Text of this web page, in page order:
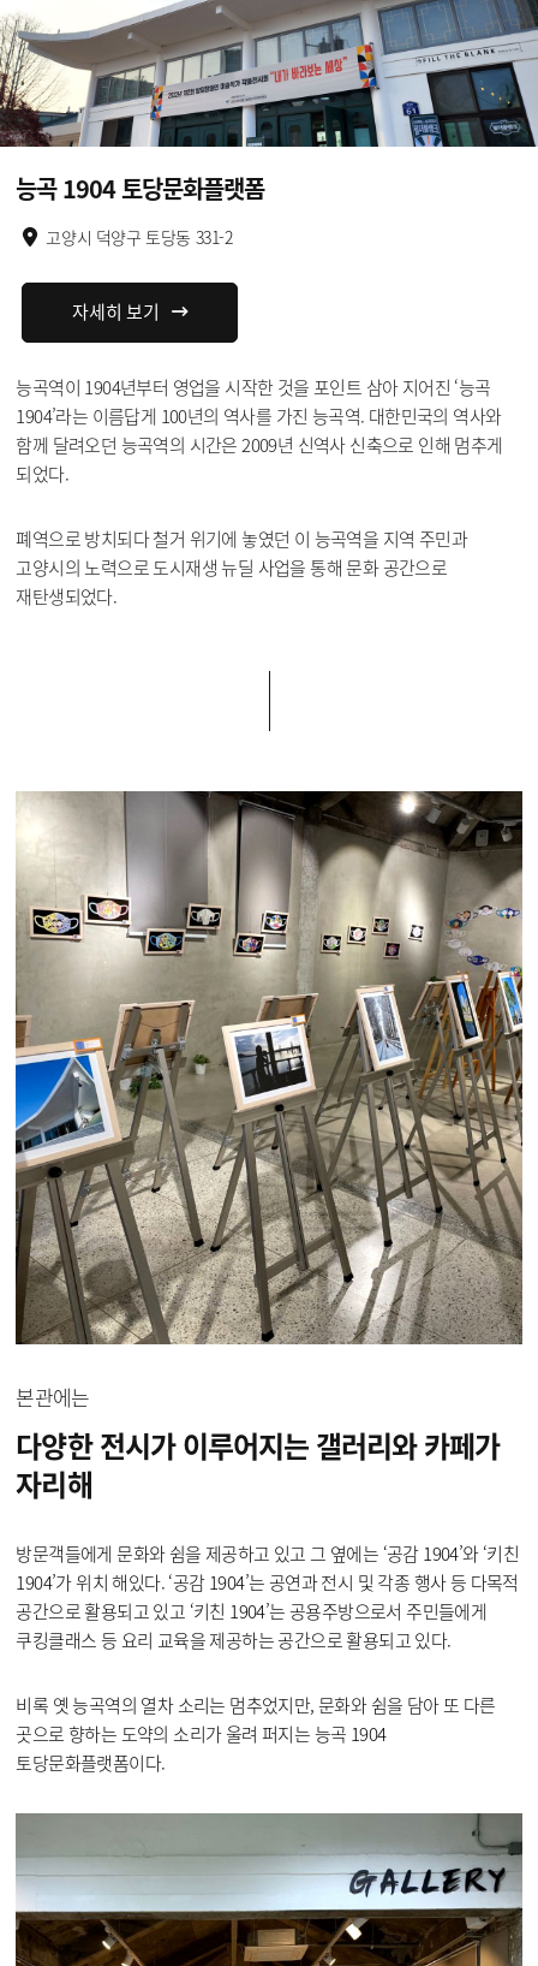
능곡 1904 토당문화플랫폼
고양시 덕양구 토당동 331-2
자세히 보기
능곡역이 1904년부터 영업을 시작한 것을 포인트 삼아 지어진 ‘능곡
1904’라는 이름답게 100년의 역사를 가진 능곡역. 대한민국의 역사와
함께 달려오던 능곡역의 시간은 2009년 신역사 신축으로 인해 멈추게
되었다.
폐역으로 방치되다 철거 위기에 놓였던 이 능곡역을 지역 주민과
고양시의 노력으로 도시재생 뉴딜 사업을 통해 문화 공간으로
재탄생되었다.
본관에는
다양한 전시가 이루어지는갤러리와 카페가
자리해
방문객들에게 문화와 쉼을 제공하고 있고 그 옆에는 ‘공감 1904’와 ‘키친
1904’가 위치 해있다. ‘공감 1904’는 공연과 전시 및 각종 행사 등 다목적
공간으로 활용되고 있고 ‘키친 1904’는 공용주방으로서 주민들에게
쿠킹클래스 등 요리 교육을 제공하는 공간으로 활용되고 있다.
비록 옛 능곡역의 열차 소리는 멈추었지만, 문화와 쉼을 담아 또 다른
곳으로 향하는 도약의 소리가 울려 퍼지는 능곡 1904
토당문화플랫폼이다.